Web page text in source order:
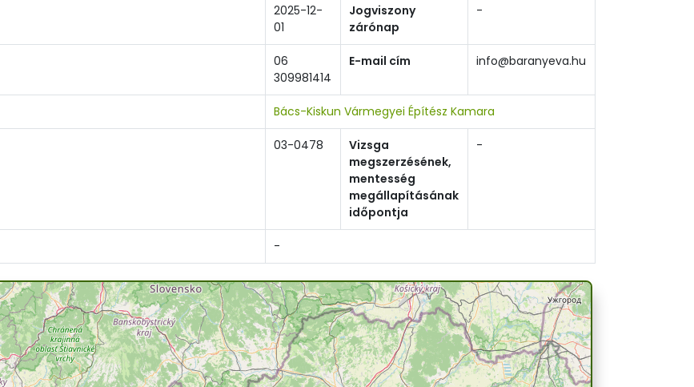
2025-12-
01
Jogviszony
zárónap
-
06
309981414
E-mail cím info@baranyeva.hu
Bács-Kiskun Vármegyei Építész Kamara
03-0478
Vizsga
megszerzésének,
mentesség
megállapításának
időpontja
-
-